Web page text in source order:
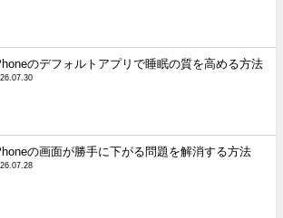
のデフォルトアプリで睡眠の質を高める方法
の画面が勝手に下がる問題を解消する方法